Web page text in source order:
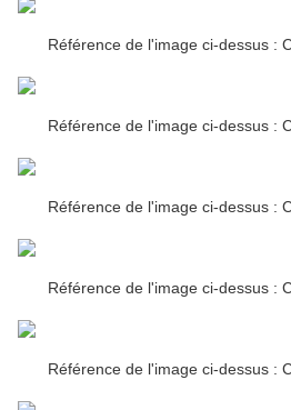
Référence de l'image ci-dessus :
Référence de l'image ci-dessus :
Référence de l'image ci-dessus :
Référence de l'image ci-dessus :
Référence de l'image ci-dessus :